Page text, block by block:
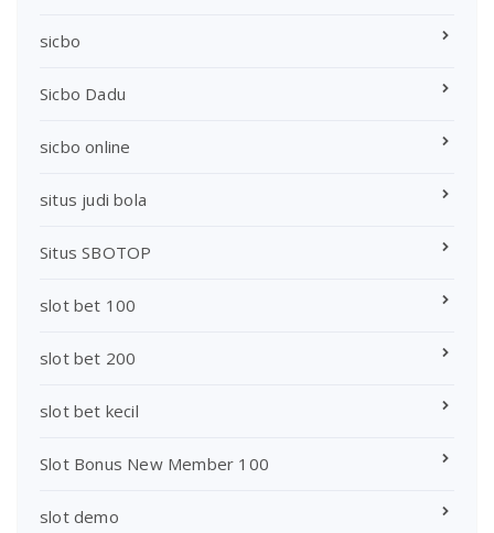
sicbo
Sicbo Dadu
sicbo online
situs judi bola
Situs SBOTOP
slot bet 100
slot bet 200
slot bet kecil
Slot Bonus New Member 100
slot demo